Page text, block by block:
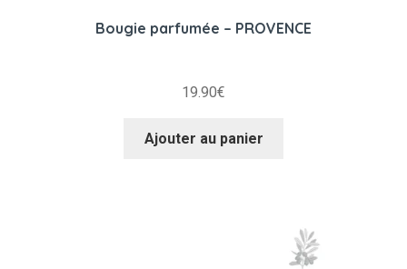
Bougie parfumée – PROVENCE
19.90€
Ajouter au panier